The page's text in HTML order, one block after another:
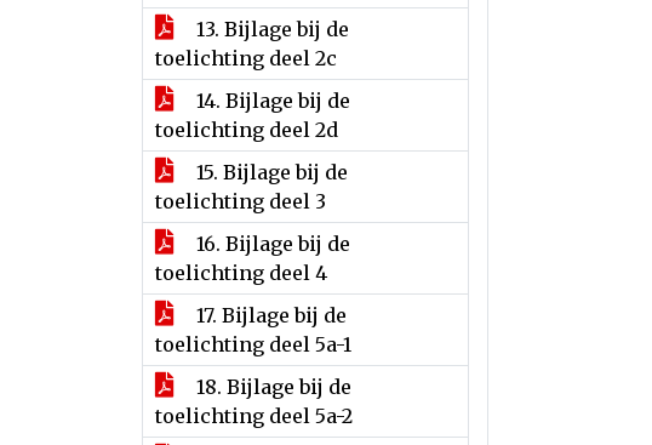
13. Bijlage bij de
toelichting deel 2c
14. Bijlage bij de
toelichting deel 2d
15. Bijlage bij de
toelichting deel 3
16. Bijlage bij de
toelichting deel 4
17. Bijlage bij de
toelichting deel 5a-1
18. Bijlage bij de
toelichting deel 5a-2